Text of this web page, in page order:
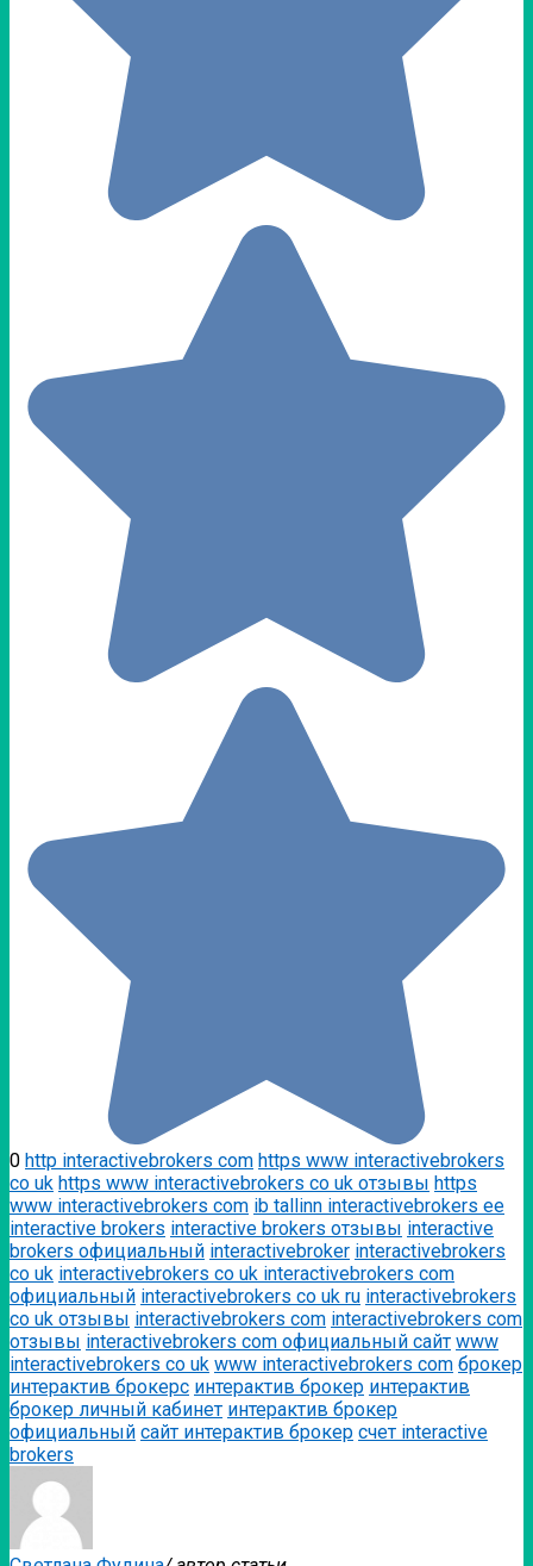
0 http interactivebrokers com https www interactivebrokers
co uk https www interactivebrokers co uk отзывы https
www interactivebrokers com ib tallinn interactivebrokers ee
interactive brokers interactive brokers отзывы interactive
brokers официальный interactivebroker interactivebrokers
co uk interactivebrokers co uk interactivebrokers com
официальный interactivebrokers co uk ru interactivebrokers
co uk отзывы interactivebrokers com interactivebrokers com
отзывы interactivebrokers com официальный сайт www
interactivebrokers co uk www interactivebrokers com брокер
интерактив брокерс интерактив брокер интерактив
брокер личный кабинет интерактив брокер
официальный сайт интерактив брокер счет interactive
brokers